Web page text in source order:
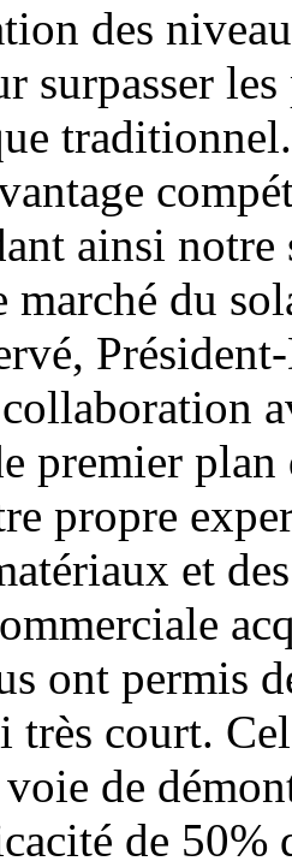
des
surpasser
ainsi notre
marché du
premier
propre
et
ont permis
très court.
de
de 50%